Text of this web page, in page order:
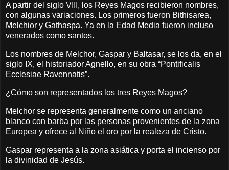
A partir del siglo VIII, los Reyes Magos recibieron nombres,
con algunas variaciones. Los primeros fueron Bithisarea,
Melchior y Gathaspa. Ya en la Edad Media fueron incluso
venerados como santos.
Los nombres de Melchor, Gaspar y Baltasar, se los da, en el
siglo IX, el historiador Agnello, en su obra “Pontificalis
Ecclesiae Ravennatis”.
¿Cómo son representados los tres Reyes Magos?
Melchor se representa generalmente como un anciano
blanco con barba por las personas provenientes de la zona
Europea y ofrece al Niño el oro por la realeza de Cristo.
Gaspar representa a la zona asiática y porta el incienso por
la divinidad de Jesús.